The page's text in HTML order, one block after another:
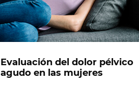
Evaluación del dolor pélvico
agudo en las mujeres